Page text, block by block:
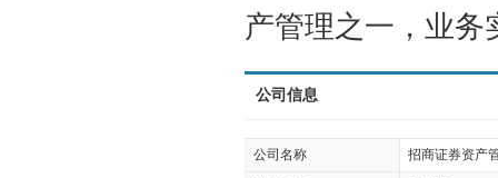
产管理之一，业务
公司信息
公司名称 招商证券资产